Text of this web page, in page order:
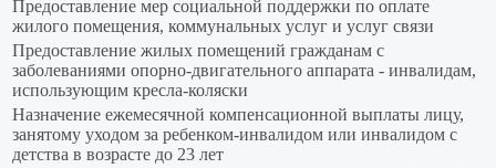
Предоставление мер социальной поддержки по оплате
жилого помещения, коммунальных услуг и услуг связи
Предоставление жилых помещений гражданам с
заболеваниями опорно-двигательного аппарата - инвалидам,
использующим кресла-коляски
Назначение ежемесячной компенсационной выплаты лицу,
занятому уходом за ребенком-инвалидом или инвалидом с
детства в возрасте до 23 лет